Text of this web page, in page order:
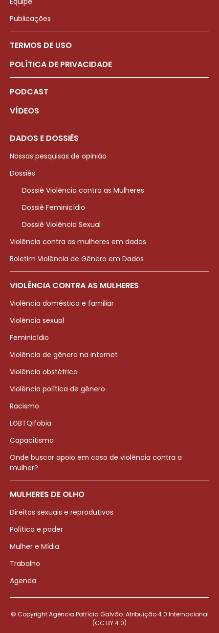
Publicações
TERMOS DE USO
POLÍTICA DE PRIVACIDADE
PODCAST
VÍDEOS
DADOS E DOSSIÊS
Nossas pesquisas de opinião
Dossiês
Dossiê Violência contra as Mulheres
Dossiê Feminicídio
Dossiê Violência Sexual
Violência contra as mulheres em dados
Boletim Violência de Gênero em Dados
VIOLÊNCIA CONTRA AS MULHERES
Violência doméstica e familiar
Violência sexual
Feminicídio
Violência de gênero na internet
Violência obstétrica
Violência política de gênero
Racismo
LGBTQIfobia
Capacitismo
Onde buscar apoio em caso de violência contra a
mulher?
MULHERES DE OLHO
Direitos sexuais e reprodutivos
Política e poder
Mulher e Mídia
Trabalho
Agenda
© Copyright Agência Patrícia Galvão. Atribuição 4.0 Internacional
(CC BY 4.0)